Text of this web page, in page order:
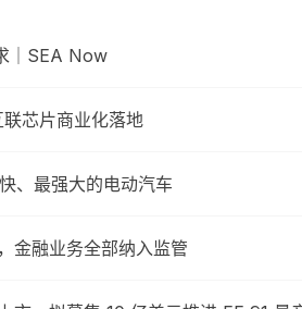
｜SEA Now
芯片商业化落地
、最强大的电动汽车
金融业务全部纳入监管